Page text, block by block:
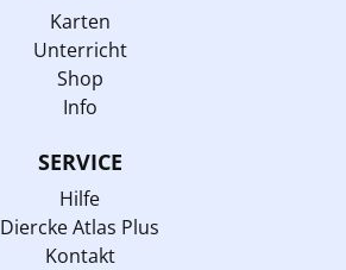
Karten
Unterricht
Shop
Info
SERVICE
Hilfe
Diercke Atlas Plus
Kontakt